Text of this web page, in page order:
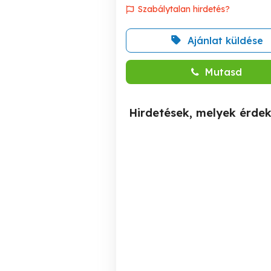
Szabálytalan hirdetés?
Ajánlat küldése
Mutasd
Hirdetések, melyek